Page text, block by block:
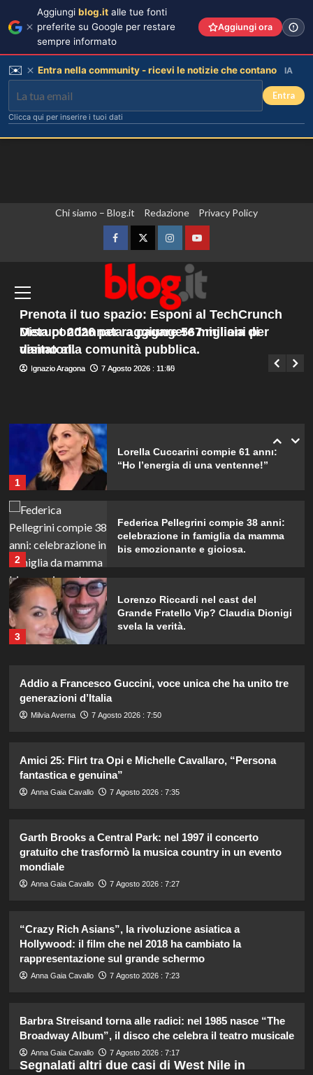
Chi siamo – Blog.it Redazione Privacy Policy
FacebookTwitterInstagramYouTube
Menu
principale
Gli Houthi attaccano le forze governative
in Yemen, almeno 45 morti
Giuseppe Recca 7 Agosto 2026 : 8:05
Meta condannata a pagare 567 milioni per
danno alla comunità pubblica.
Ignazio Aragona 7 Agosto 2026 : 11:50
Prenota il tuo spazio: Esponi al TechCrunch
Disrupt 2026 per raggiungere migliaia di
visitatori.
Ignazio Aragona 7 Agosto 2026 : 11:45
Lorenzo Riccardi nel cast del
Grande Fratello Vip? Claudia Dionigi
svela la verità.
Rihanna in lingerie: dopo 10 anni, è
tornata in studio per il nuovo album!
Cristian confessa il tradimento con
1
Lorella Cuccarini compie 61 anni:
“Ho l’energia di una ventenne!”
2
Federica Pellegrini compie 38 anni:
celebrazione in famiglia da mamma
bis emozionante e gioiosa.
3
Lorenzo Riccardi nel cast del
Grande Fratello Vip? Claudia Dionigi
svela la verità.
4
Rihanna in lingerie: dopo 10 anni, è
5
Soraya: “Ho tradito” e rompe il
silenzio
Lorella Cuccarini compie 61 anni:
“Ho l’energia di una ventenne!”
bis emozionante e gioiosa.
Rihanna in lingerie: dopo 10 anni, è
Addio a Francesco Guccini, voce unica che ha unito tre
generazioni d’Italia
Milvia Averna 7 Agosto 2026 : 7:50
Amici 25: Flirt tra Opi e Michelle Cavallaro, “Persona
fantastica e genuina”
Anna Gaia Cavallo 7 Agosto 2026 : 7:35
Garth Brooks a Central Park: nel 1997 il concerto
gratuito che trasformò la musica country in un evento
mondiale
Anna Gaia Cavallo 7 Agosto 2026 : 7:27
“Crazy Rich Asians”, la rivoluzione asiatica a
Hollywood: il film che nel 2018 ha cambiato la
rappresentazione sul grande schermo
Anna Gaia Cavallo 7 Agosto 2026 : 7:23
Barbra Streisand torna alle radici: nel 1985 nasce “The
Broadway Album”, il disco che celebra il teatro musicale
Anna Gaia Cavallo 7 Agosto 2026 : 7:17
Segnalati altri due casi di West Nile in
Aggiungi blog.it alle tue fonti
preferite su Google per restare
sempre informato
Aggiungi ora
✉️ Entra nella community - ricevi le notizie che contano IA
Entra
Clicca qui per inserire i tuoi dati